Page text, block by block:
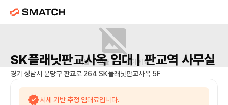
매물 사진을 준비 중이에요.
SK플래닛판교사옥임대 | 판교역 사무실
경기 성남시 분당구 판교로 264 SK플래닛판교사옥 5F
시세 기반 추정 임대료입니다.